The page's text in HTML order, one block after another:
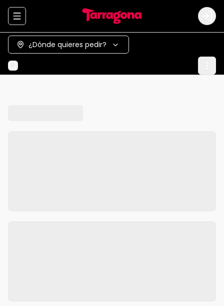
Abrir menu de navegación Login
¿Dónde quieres pedir?